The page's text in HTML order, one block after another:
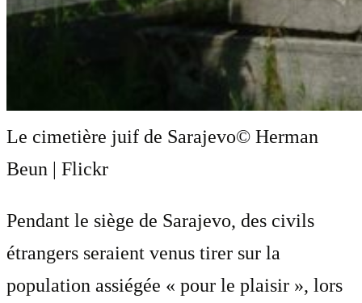
Le cimetière juif de Sarajevo© Herman
Beun | Flickr
Pendant le siège de Sarajevo, des civils
étrangers seraient venus tirer sur la
population assiégée « pour le plaisir », lors